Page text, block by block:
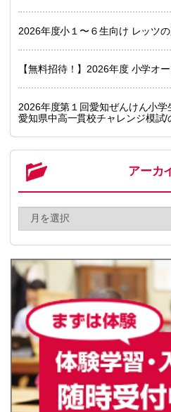
2026年度小１〜６生向け レッツの
【無料招待！】2026年度 小学オ
2026年度第１回愛知ぜんけん小
愛知県中高一貫校チャレンジ模試/
アーカ